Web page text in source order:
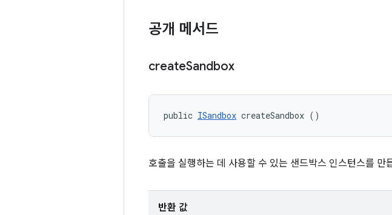
공개 메서드
createSandbox
public ISandbox createSandbox ()
호출을 실행하는 데 사용할 수 있는 샌드박스 인스턴스를 만
반환 값